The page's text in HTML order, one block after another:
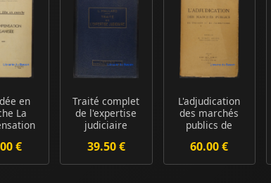
en
La
€
Traité complet
de l'expertise
judiciaire
39.50 €
L'adjudication
des marchés
publics de
fou...
60.00 €